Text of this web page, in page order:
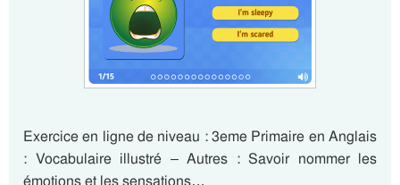
Exercice en ligne de niveau : 3eme Primaire en Anglais
: Vocabulaire illustré – Autres : Savoir nommer les
émotions et les sensations…